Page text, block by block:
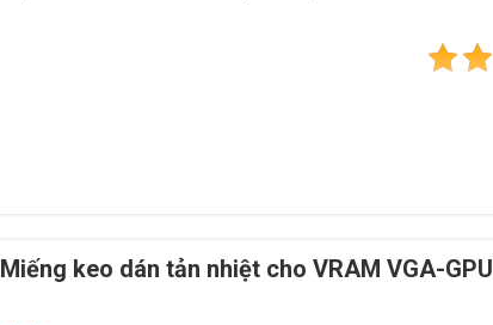
Miếng keo dán tản nhiệt cho VRAM VGA-GPU